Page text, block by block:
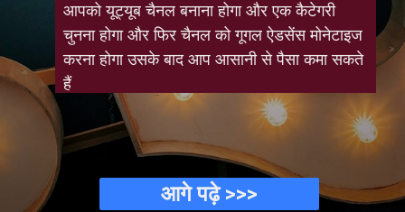
आगे पढ़े >>>
आपको यूट्यूब चैनल बनाना होगा और एक कैटेगरी
चुनना होगा और फिर चैनल को गूगल ऐडसेंस मोनेटाइज
करना होगा उसके बाद आप आसानी से पैसा कमा सकते
हैं